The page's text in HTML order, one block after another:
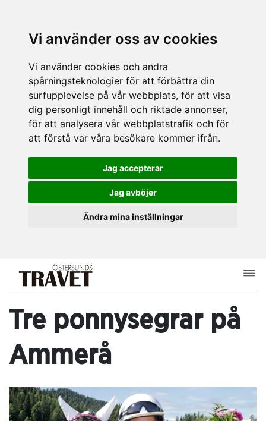
Vi använder oss av cookies
Vi använder cookies och andra
spårningsteknologier för att förbättra din
surfupplevelse på vår webbplats, för att visa
dig personligt innehåll och riktade annonser,
för att analysera vår webbplatstrafik och för
att förstå var våra besökare kommer ifrån.
Jag accepterar
Jag avböjer
Ändra mina inställningar
Tre ponnysegrar på
Ammerå